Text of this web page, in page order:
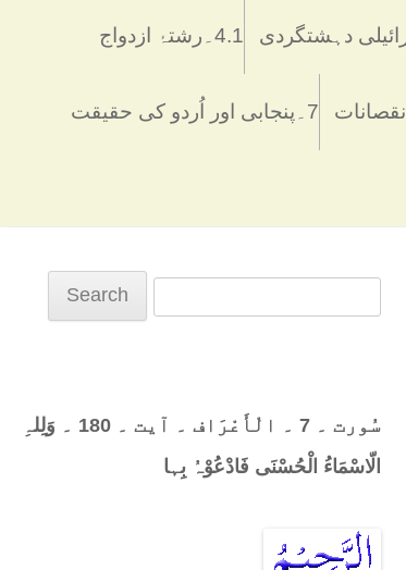
4.1۔رشتۂ ازدواج
7۔پنجابی اور اُردو کی حقیقت
سُورت ۔ 7 ۔ الْأَعْرَاف ۔ آیت ۔ 180 ۔ وَلِلہِ
الّاسْمَاءُ الْحُسْنَی فَادْعُوْہُ بِہا